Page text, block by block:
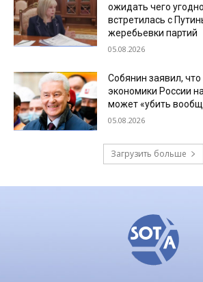
ожидать чего
встретилась с
жеребьевки партий
05.08.2026
Собянин заявил,
экономики России
может «убить
05.08.2026
Загрузить больше